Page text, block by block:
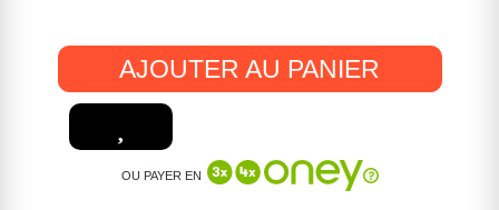
AJOUTER AU PANIER
OU PAYER EN